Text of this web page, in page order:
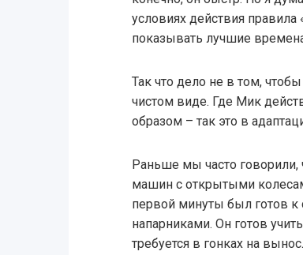
условиях действия правила
показывать лучшие
Так что дело не в том,
чистом виде. Где Мик
образом – так это в
Раньше мы часто говорили,
машин с открытыми
первой минуты был готов к
напарниками. Он готов
требуется в гонках на